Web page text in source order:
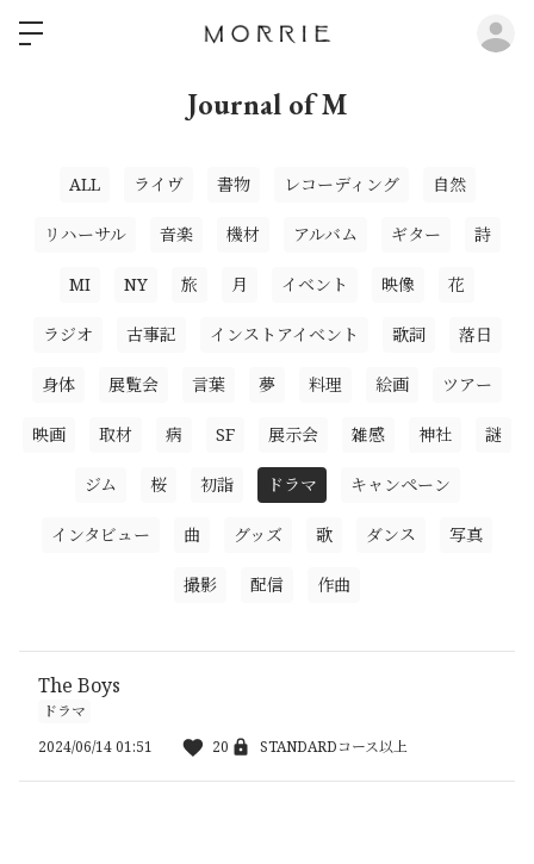
Journal of M
ALL ライヴ 書物 レコーディング 自然
リハーサル 音楽 機材 アルバム ギター 詩
MI NY 旅 月 イベント 映像 花
ラジオ 古事記 インストアイベント 歌詞 落日
身体 展覧会 言葉 夢 料理 絵画 ツアー
映画 取材 病 SF 展示会 雑感 神社 謎
ジム 桜 初詣 ドラマ キャンペーン
インタビュー 曲 グッズ 歌 ダンス 写真
撮影 配信 作曲
The Boys
ドラマ
2024/06/14 01:51
20 STANDARDコース以上